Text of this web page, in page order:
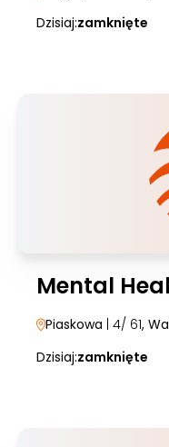
Dzisiaj:zamknięte
Mental
Piaskowa | 4/ 61,
Dzisiaj:zamknięte